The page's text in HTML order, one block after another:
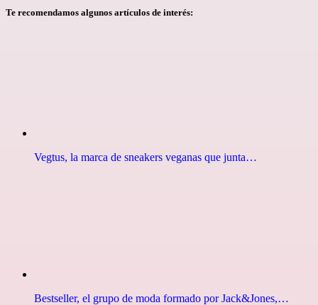
Te recomendamos algunos artículos de interés:
Vegtus, la marca de sneakers veganas que junta…
Bestseller, el grupo de moda formado por Jack&Jones,…